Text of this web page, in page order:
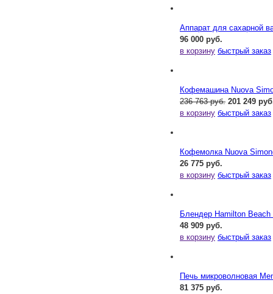
Аппарат для сахарной
96 000 руб.
в корзину быстрый заказ
Кофемашина Nuova
236 763 руб. 201 249
в корзину быстрый заказ
Кофемолка Nuova
26 775 руб.
в корзину быстрый заказ
Блендер Hamilton Beach
48 909 руб.
в корзину быстрый заказ
Печь микроволновая
81 375 руб.